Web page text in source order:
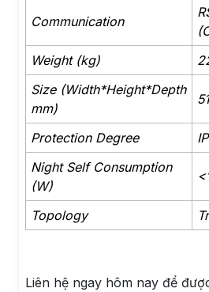
Communication
Weight (kg)
Size (Width*Height*Depth
mm)
Protection Degree
Night Self Consumption
(W)
Topology
Liên hệ ngay hôm nay để